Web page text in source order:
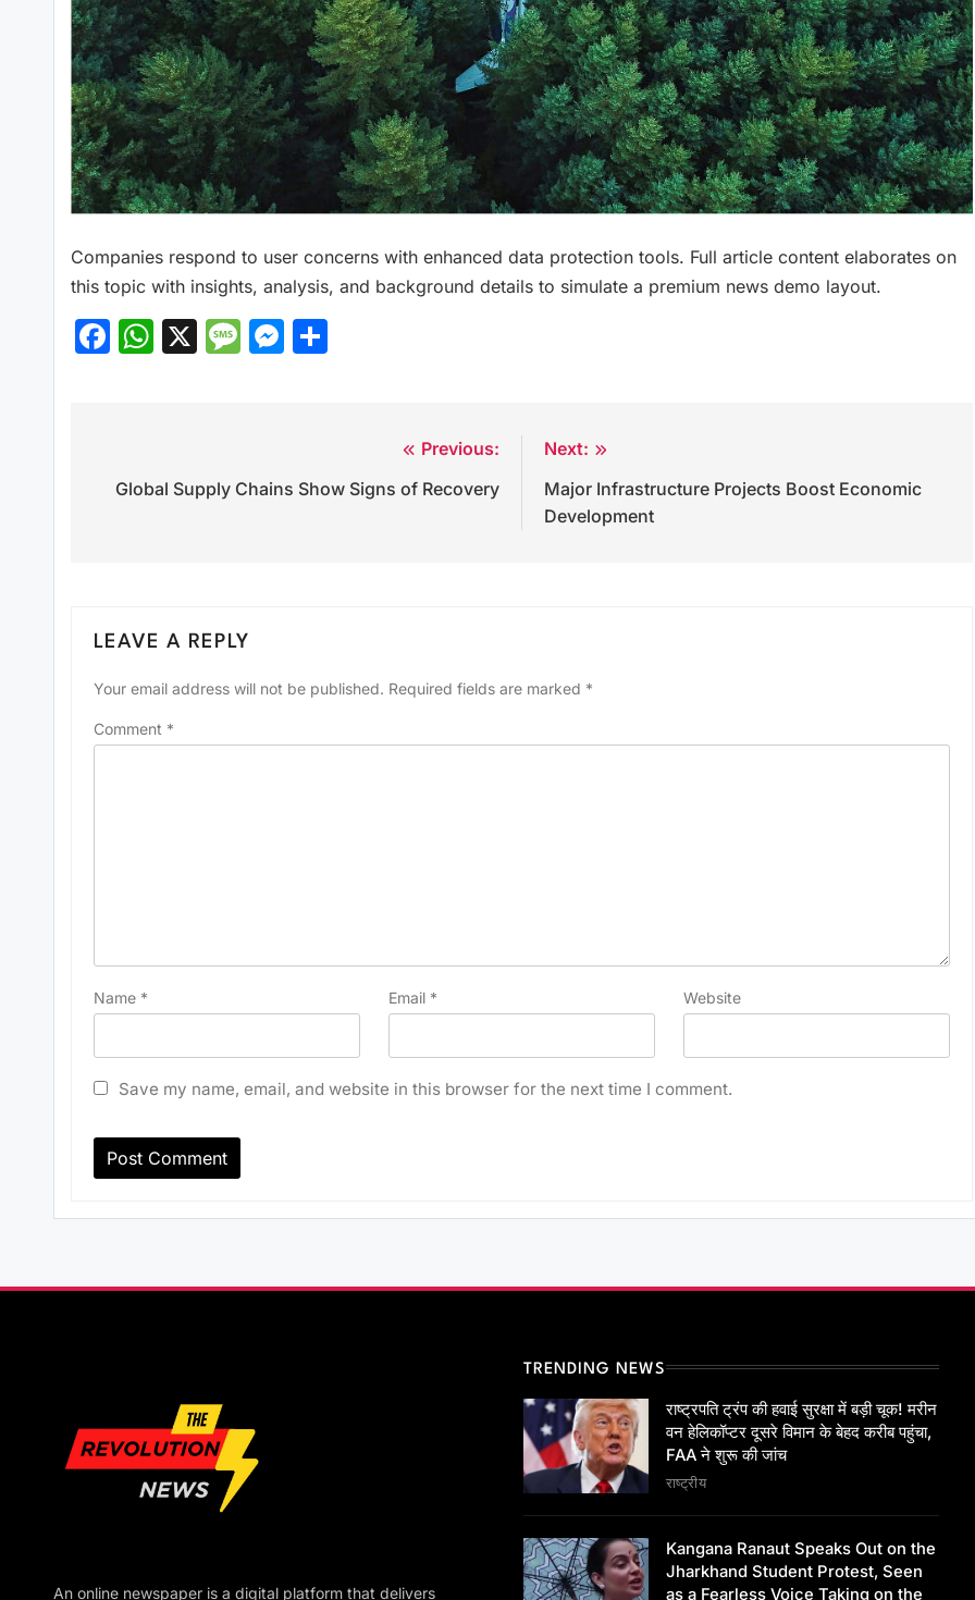
Companies respond to user concerns with enhanced data protection tools. Full article content elaborates on
this topic with insights, analysis, and background details to simulate a premium news demo layout.
Facebook
WhatsApp
X Message
Messenger
navigation
Previous:
Global Supply Chains Show Signs of Recovery
Next:
Major Infrastructure Projects Boost Economic
Development
LEAVE A REPLY
Your email address will not be published. Required fields are marked *
Comment *
Name * Email * Website
Save my name, email, and website in this browser for the next time I comment.
An online newspaper is a digital platform that delivers
TRENDING NEWS
राष्ट्रपति ट्रंप की हवाई सुरक्षा में बड़ी चूक! मरीन
वन हेलिकॉप्टर दूसरे विमान के बेहद करीब पहुंचा,
FAA ने शुरू की जांच
राष्ट्रीय
Kangana Ranaut Speaks Out on the
Jharkhand Student Protest, Seen
as a Fearless Voice Taking on the